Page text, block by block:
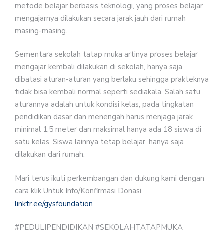
metode belajar berbasis teknologi, yang proses belajar
mengajarnya dilakukan secara jarak jauh dari rumah
masing-masing.
Sementara sekolah tatap muka artinya proses belajar
mengajar kembali dilakukan di sekolah, hanya saja
dibatasi aturan-aturan yang berlaku sehingga prakteknya
tidak bisa kembali normal seperti sediakala. Salah satu
aturannya adalah untuk kondisi kelas, pada tingkatan
pendidikan dasar dan menengah harus menjaga jarak
minimal 1,5 meter dan maksimal hanya ada 18 siswa di
satu kelas. Siswa lainnya tetap belajar, hanya saja
dilakukan dari rumah.
Mari terus ikuti perkembangan dan dukung kami dengan
cara klik Untuk Info/Konfirmasi Donasi
linktr.ee/gysfoundation
#PEDULIPENDIDIKAN #SEKOLAHTATAPMUKA